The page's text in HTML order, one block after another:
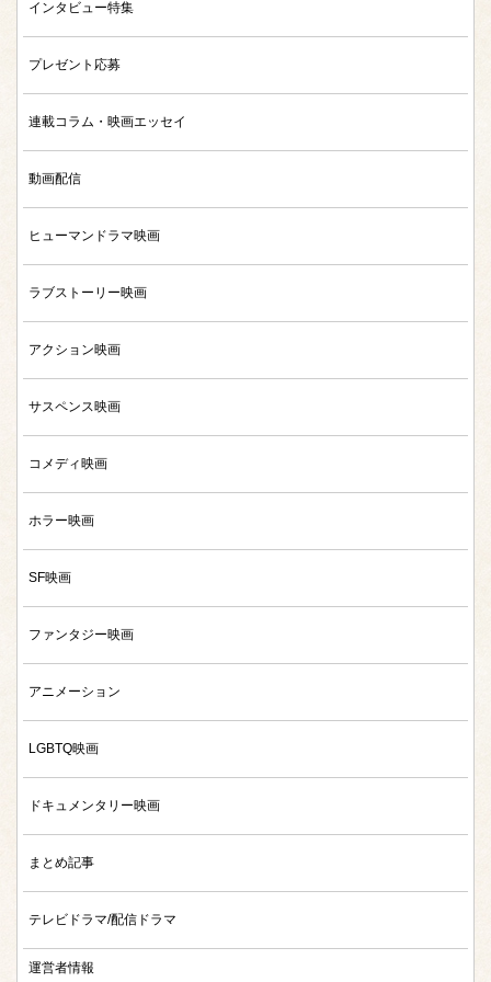
インタビュー特集
プレゼント応募
連載コラム・映画エッセイ
動画配信
ヒューマンドラマ映画
ラブストーリー映画
アクション映画
サスペンス映画
コメディ映画
ホラー映画
SF映画
ファンタジー映画
アニメーション
LGBTQ映画
ドキュメンタリー映画
まとめ記事
テレビドラマ/配信ドラマ
運営者情報